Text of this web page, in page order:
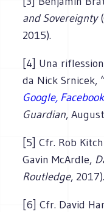
and Sovereignty
2015).
[4] Una
da Nick Srnicek,
Google,
Guardian,
[5] Cfr. Rob
Gavin McArdle,
Routledge, 2017).
[6] Cfr. David